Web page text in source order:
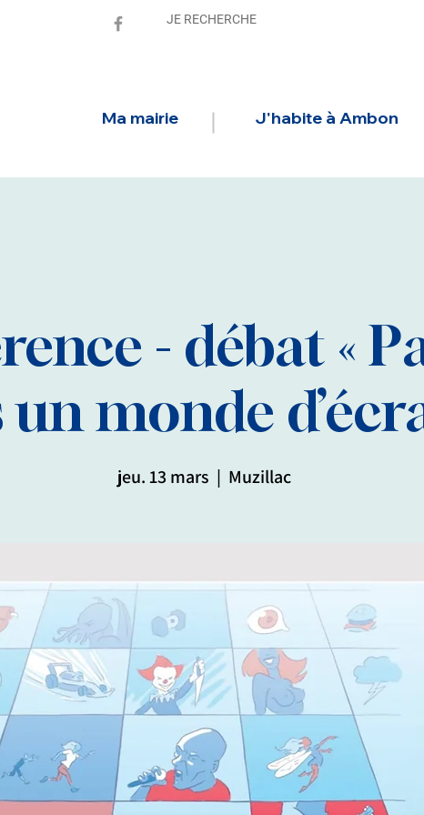
Ma mairie J'habite à Ambon
- débat «
monde
jeu. 13 mars
  |
Muzillac